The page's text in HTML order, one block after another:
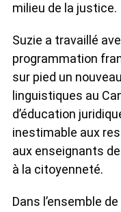
milieu de la justice.
Suzie a travaillé
programmation
sur pied un
linguistiques au
d’éducation
inestimable aux
aux enseignants
à la citoyenneté.
Dans l’ensemble